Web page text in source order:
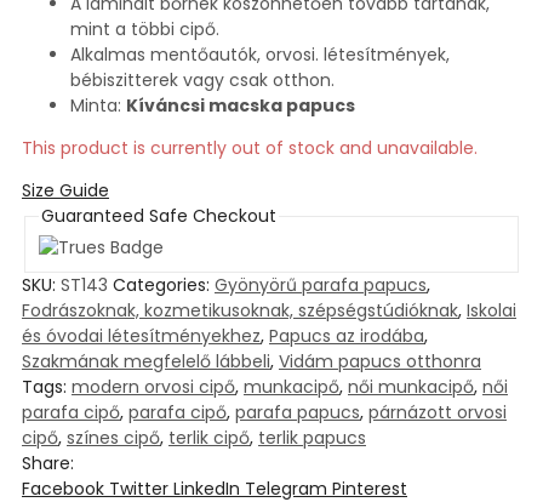
mint a többi cipő.
Alkalmas mentőautók, orvosi. létesítmények,
bébiszitterek vagy csak otthon.
Minta: Kíváncsi macska papucs
This product is currently out of stock and unavailable.
Size Guide
Guaranteed Safe Checkout
SKU: ST143 Categories: Gyönyörű parafa papucs,
Fodrászoknak, kozmetikusoknak, szépségstúdióknak, Iskolai
és óvodai létesítményekhez, Papucs az irodába,
Szakmának megfelelő lábbeli, Vidám papucs otthonra
Tags: modern orvosi cipő, munkacipő, női munkacipő, női
parafa cipő, parafa cipő, parafa papucs, párnázott orvosi
cipő, színes cipő, terlik cipő, terlik papucs
Share:
Facebook Twitter LinkedIn Telegram Pinterest